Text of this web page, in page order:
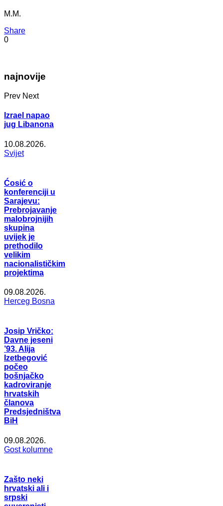
M.M.
Share
0
najnovije
Prev Next
Izrael napao
jug Libanona
10.08.2026.
Svijet
Ćosić o
konferenciji u
Sarajevu:
Prebrojavanje
malobrojnijih
skupina
uvijek je
prethodilo
velikim
nacionalističkim
projektima
09.08.2026.
Herceg Bosna
Josip Vričko:
Davne jeseni
’93. Alija
Izetbegović
počeo
bošnjačko
kadroviranje
hrvatskih
članova
Predsjedništva
BiH
09.08.2026.
Gost kolumne
Zašto neki
hrvatski ali i
srpski